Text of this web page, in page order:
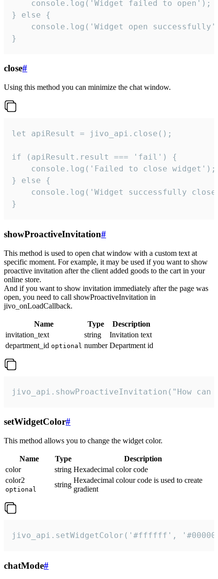
    console.log('Widget failed to open');
} else {
console.log('Widget open
}
close#
Using this method you can minimize the chat window.
let apiResult = jivo_api.close();
if (apiResult.result === 'fail') {
    console.log('Failed to close widget');
} else {
console.log('Widget successfully
}
showProactiveInvitation#
This method is used to open chat window with a custom text at
specific moment. For example, it may be used if you want to show
proactive invitation after the client added goods to the cart in your
online store.
And if you want to show invitation immediately after the page was
open, you need to call showProactiveInvitation in
jivo_onLoadCallback.
Name Type
Description
invitation_text
string
Invitation text
department_id optional number Department id
jivo_api.showProactiveInvitation("How
setWidgetColor#
This method allows you to change the widget color.
Name Type
Description
color
string Hexadecimal color code
color2
optional
string
Hexadecimal colour code is used to create
gradient
jivo_api.setWidgetColor('#ffffff',
chatMode#